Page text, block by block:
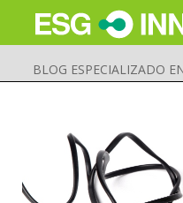
BLOG ESPECIALIZADO